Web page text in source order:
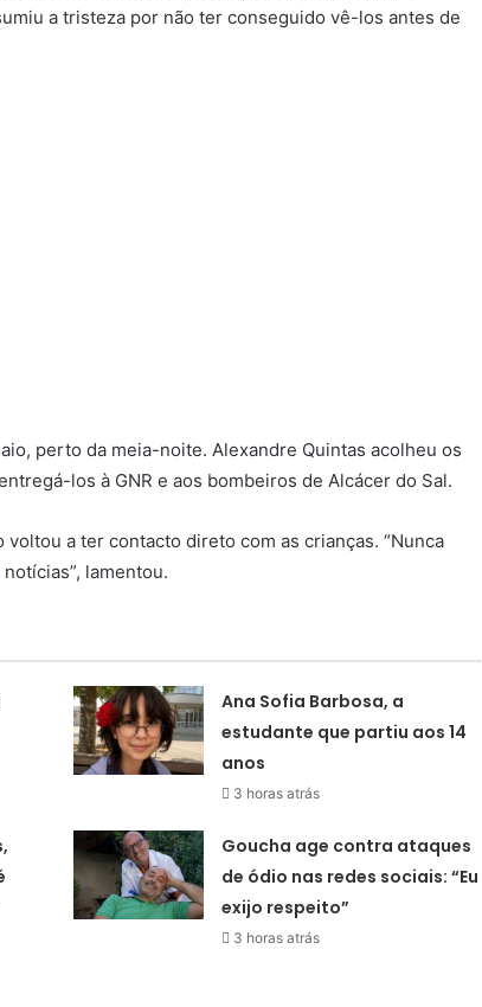
a tristeza por não ter conseguido vê-los antes de
perto da meia-noite. Alexandre Quintas acolheu os
los à GNR e aos bombeiros de Alcácer do Sal.
a ter contacto direto com as crianças. “Nunca
lamentou.
Ana Sofia Barbosa, a
estudante que partiu aos 14
anos
3 horas atrás
Goucha age contra ataques
de ódio nas redes sociais: “Eu
exijo respeito”
3 horas atrás